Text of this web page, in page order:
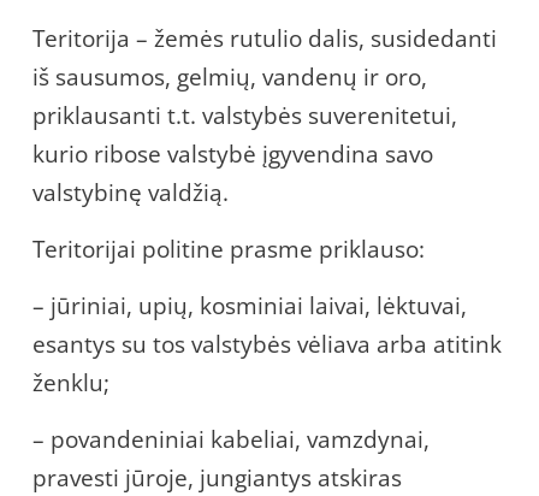
Teritorija – žemės rutulio dalis, susidedanti
iš sausumos, gelmių, vandenų ir oro,
priklausanti t.t. valstybės suverenitetui,
kurio ribose valstybė įgyvendina savo
valstybinę valdžią.
Teritorijai politine prasme priklauso:
– jūriniai, upių, kosminiai laivai, lėktuvai,
esantys su tos valstybės vėliava arba atitink
ženklu;
– povandeniniai kabeliai, vamzdynai,
pravesti jūroje, jungiantys atskiras